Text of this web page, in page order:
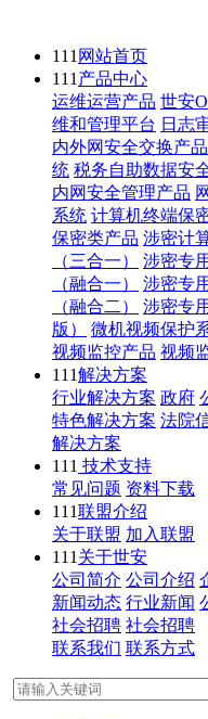
111 网站首页
111 产品中心
运维运营产品 世安
维和管理平台 日志
内外网安全交换产品
统 税务自助数据安
内网安全管理产品
系统 计算机终端保
保密类产品 涉密计
（三合一）
涉密专
（融合一）
涉密专
（融合二）
涉密专
版）
微机视频保护
视频监控产品 视频
111解决方案
行业解决方案 政府
特色解决方案 法院
解决方案
111 技术支持
常见问题 资料下载
111联盟介绍
关于联盟 加入联盟
111 关于世安
公司简介 公司介绍
新闻动态 行业新闻
社会招聘 社会招聘
联系我们 联系方式